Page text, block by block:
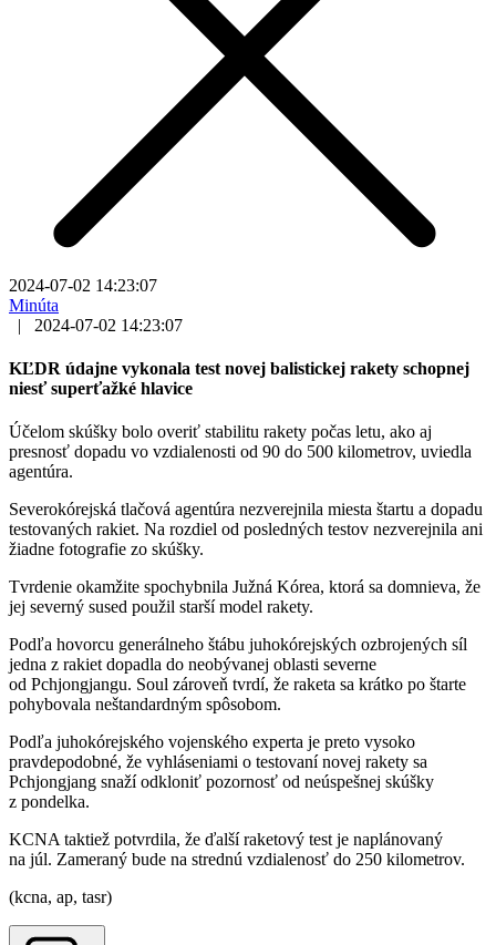
2024-07-02 14:23:07
Minúta
|
2024-07-02 14:23:07
KĽDR údajne vykonala test novej balistickej rakety schopnej
niesť superťažké hlavice
Účelom skúšky bolo overiť stabilitu rakety počas letu, ako aj
presnosť dopadu vo vzdialenosti od 90 do 500 kilometrov, uviedla
agentúra.
Severokórejská tlačová agentúra nezverejnila miesta štartu a dopadu
testovaných rakiet. Na rozdiel od posledných testov nezverejnila ani
žiadne fotografie zo skúšky.
Tvrdenie okamžite spochybnila Južná Kórea, ktorá sa domnieva, že
jej severný sused použil starší model rakety.
Podľa hovorcu generálneho štábu juhokórejských ozbrojených síl
jedna z rakiet dopadla do neobývanej oblasti severne
od Pchjongjangu. Soul zároveň tvrdí, že raketa sa krátko po štarte
pohybovala neštandardným spôsobom.
Podľa juhokórejského vojenského experta je preto vysoko
pravdepodobné, že vyhláseniami o testovaní novej rakety sa
Pchjongjang snaží odkloniť pozornosť od neúspešnej skúšky
z pondelka.
KCNA taktiež potvrdila, že ďalší raketový test je naplánovaný
na júl. Zameraný bude na strednú vzdialenosť do 250 kilometrov.
(kcna, ap, tasr)